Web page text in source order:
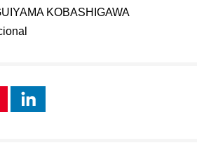
KOBASHIGAWA